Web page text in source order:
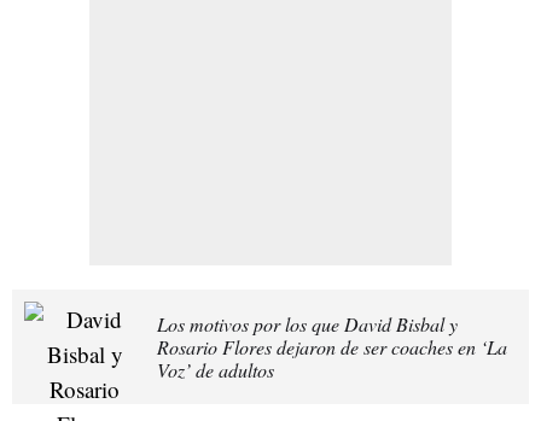
Los motivos por los que David Bisbal y
Rosario Flores dejaron de ser coaches en ‘La
Voz’ de adultos